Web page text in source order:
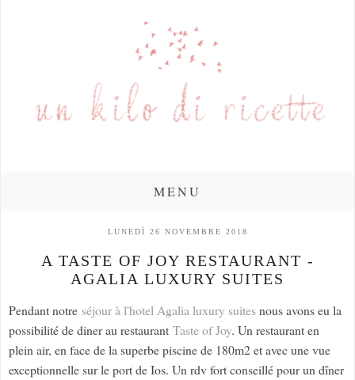
MENU
LUNEDÌ 26 NOVEMBRE 2018
A TASTE OF JOY RESTAURANT -
AGALIA LUXURY SUITES
Pendant notre séjour à l'hotel Agalia luxury suitesnous avons eu la
possibilité de diner au restaurant Taste of Joy. Un restaurant en
plein air, en face de la superbe piscine de 180m2 et avec une vue
exceptionnelle sur le port de Ios. Un rdv fort conseillé pour un dîner